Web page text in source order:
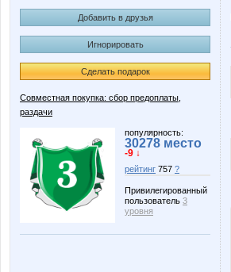
Добавить в друзья
Игнорировать
Сделать подарок
Совместная покупка: сбор предоплаты,
раздачи
популярность:
30278 место
-9 ↓
рейтинг 757 ?
Привилегированный
пользователь 3
уровня